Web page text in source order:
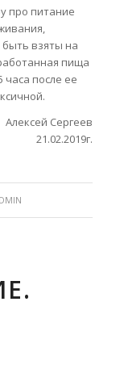
про питание
взяты на
пища
после ее
Алексей Сергеев
21.02.2019г.